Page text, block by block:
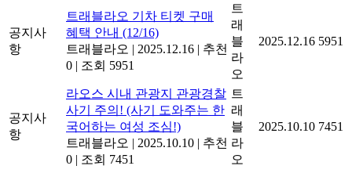
공지사
항
트래블라오 기차 티켓 구매
혜택 안내 (12/16)
트래블라오 | 2025.12.16 | 추천
0 | 조회 5951
트
래
블
라
오
2025.12.16 5951
공지사
항
라오스 시내 관광지 관광경찰
사기 주의! (사기 도와주는 한
국어하는 여성 조심!)
트래블라오 | 2025.10.10 | 추천
0 | 조회 7451
트
래
블
라
오
2025.10.10 7451